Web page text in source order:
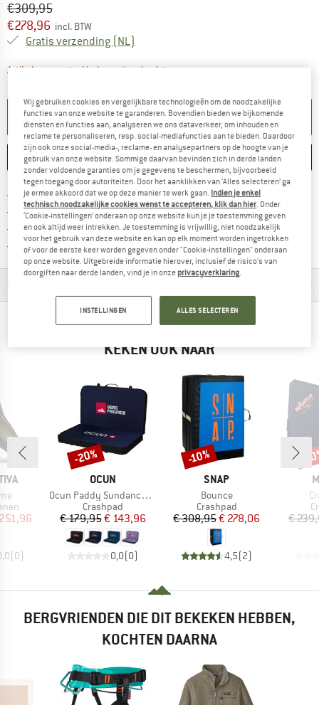
Oorspronkelijke prijs :
€309,95
Prijs:
€278,96 incl. BTW
Gratis verzending (NL)
Artikel momenteel helaas uitverkocht.
KENNISGEVING AANMAKEN
ONTHOUDEN VERGELIJKEN
Gratis verzending vanaf € 69 (NL)Vind hier de
100 dagen bedenktijdVind de betalingsinformatie hier!
> 4.000.000 tevreden klanten
Alle artikelen in voorraad
BERGVRIENDEN DIE DIT BEKEKEN HEBBEN,
KEKEN OOK NAAR
prijs
(0)
MERK
OCUN
Artikel
Ocun Paddy Sundance Bergfreunde
Productgroep
Crashpad
Prijs
€ 179,95Verlaagde prijs
€ 143,96
0,0(0)
Korting
-20%
MERK
SNAP
Artikel
Bounce
Productgroep
Crashpad
Prijs
€ 308,95Verlaagde prijs
€ 278,06
4,5(2)
Korting
-10%
€
-
BERGVRIENDEN DIE DIT BEKEKEN HEBBEN,
KOCHTEN DAARNA
Wij gebruiken cookies en vergelijkbare technologieën om de noodzakelijke
functies van onze website te garanderen. Bovendien bieden we bijkomende
diensten en functies aan, analyseren we ons dataverkeer, om inhouden en
reclame te personaliseren, resp. social-mediafuncties aan te bieden. Daardoor
zijn ook onze social-media-, reclame- en analysepartners op de hoogte van je
gebruik van onze website. Sommige daarvan bevinden zich in derde landen
zonder voldoende garanties om je gegevens te beschermen, bijvoorbeeld
tegen toegang door autoriteiten. Door het aanklikken van ‘Alles selecteren’ ga
je ermee akkoord dat we op deze manier te werk gaan. Indien je enkel
technisch noodzakelijke cookies wenst te accepteren, klik dan hier . Onder
‘Cookie-instellingen’ onderaan op onze website kun je je toestemming geven
en ook altijd weer intrekken. Je toestemming is vrijwillig, niet noodzakelijk
voor het gebruik van deze website en kan op elk moment worden ingetrokken
of voor de eerste keer worden gegeven onder "Cookie-instellingen" onderaan
op onze website. Uitgebreide informatie hierover, inclusief de risico's van
doorgiften naar derde landen, vind je in onze privacyverklaring
INSTELLINGEN ALLES SELECTEREN